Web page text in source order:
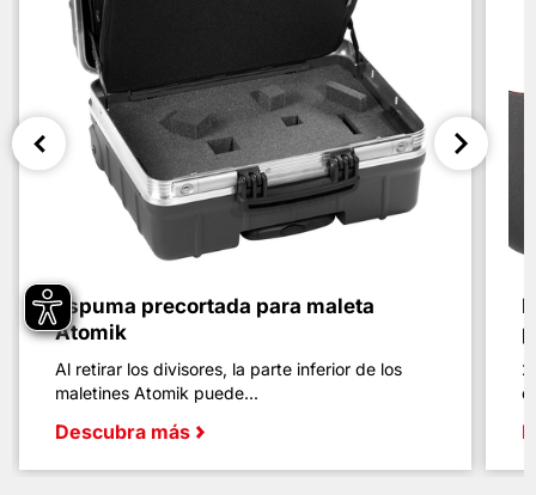
Espuma precortada para maleta
Atomik
Al retirar los divisores, la parte inferior de los
maletines Atomik puede...
Descubra más
2